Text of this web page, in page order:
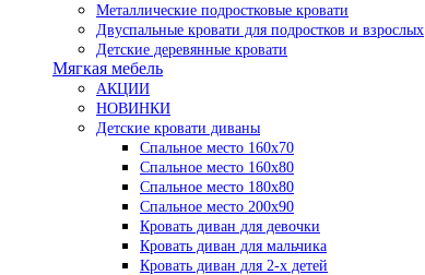
Металлические подростковые кровати
Двуспальные кровати для подростков и взрослых
Детские деревянные кровати
Мягкая мебель
АКЦИИ
НОВИНКИ
Детские кровати диваны
Спальное место 160х70
Спальное место 160х80
Спальное место 180х80
Спальное место 200х90
Кровать диван для девочки
Кровать диван для мальчика
Кровать диван для 2-х детей